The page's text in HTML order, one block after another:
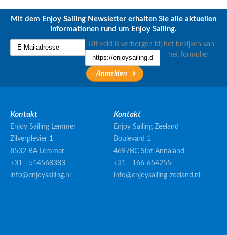
Mit dem Enjoy Sailing Newsletter erhalten Sie alle aktuellen
Informationen rund um Enjoy Sailing.
Dit veld is verborgen bij het bekijken van
het formulier
Kontakt
Enjoy Sailing Lemmer
Zilverplevier 1
8532 BA Lemmer
+31 - 514568383
info@enjoysailing.nl
Kontakt
Enjoy Sailing Zeeland
Boulevard 1
4697BC Sint Annaland
+31 - 166-654255
info@enjoysailing-zeeland.nl